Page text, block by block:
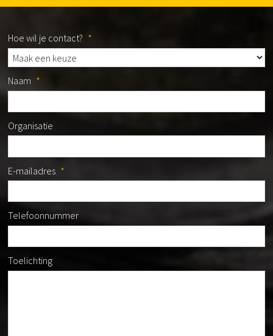
Hoe wil je contact? *
Naam *
Organisatie
E-mailadres *
Telefoonnummer
Toelichting